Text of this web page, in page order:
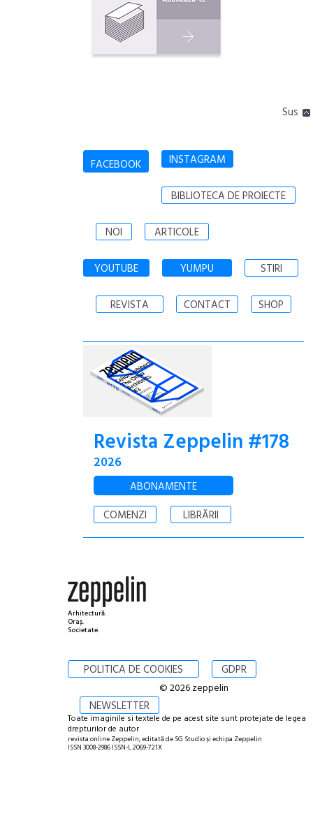
Sus
FACEBOOK INSTAGRAM
BIBLIOTECA DE PROIECTE
NOI ARTICOLE
YOUTUBE YUMPU STIRI
REVISTA CONTACT SHOP
Revista Zeppelin #178
2026
ABONAMENTE
COMENZI
LIBRĂRII
Arhitectură.
Oraș.
Societate.
POLITICA DE COOKIES GDPR
NEWSLETTER
© 2026 zeppelin
Toate imaginile si textele de pe acest site sunt protejate de legea
drepturilor de autor
revista online Zeppelin, editată de SG Studio și echipa Zeppelin
ISSN 3008-2986 ISSN-L 2069-721X